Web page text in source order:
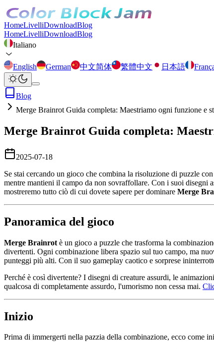
HomeLivelliDownloadBlog
HomeLivelliDownloadBlog
Italiano
English German 中文简体 繁體中文 日本語
Blog
Merge Brainrot Guida completa: Maestriamo ogni funzione e
Merge Brainrot Guida completa:
2025-07-18
Se stai cercando un gioco che combina la risoluzione di puzzle con
mentre mantieni il campo da non sovraffollare. Con i suoi disegni
mostreremo tutto ciò di cui dovete sapere per dominare Merge
Panoramica del gioco
Merge Brainrot è un gioco a puzzle che trasforma la
divertenti. Ogni combinazione libera spazio sul tuo campo, ma
punteggi più alti. Con il suo gameplay caotico e sorprese
Perché è così divertente? I disegni di creature assurdi, le
qualcosa di completamente assurdo, l'umorismo non cessa mai.
Inizio
Prima di immergerti nella pazzia della combinazione, ecco come